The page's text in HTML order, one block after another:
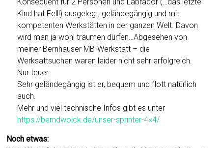
Kind hat Fell!) ausgelegt, geländegängig und mit
kompetenten Werkstätten in der ganzen Welt. Davon
wird man ja wohl träumen dürfen…Abgesehen von
meiner Bernhauser MB-Werkstatt – die
Werksattsuchen waren leider nicht sehr erfolgreich.
Nur teuer.
Sehr geländegängig ist er, bequem und flott natürlich
auch.
Mehr und viel technische Infos gibt es unter
https://berndwoick.de/unser-sprinter-4×4/
Noch etwas: